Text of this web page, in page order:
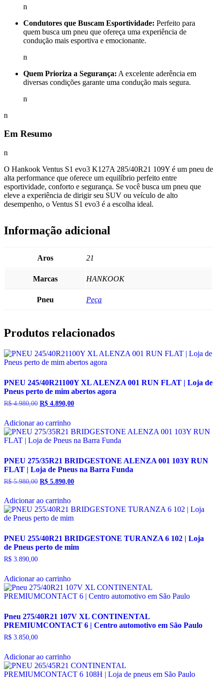
n
Condutores que Buscam Esportividade: Perfeito para
quem busca um pneu que ofereça uma experiência de
condução mais esportiva e emocionante.
n
Quem Prioriza a Segurança: A excelente aderência em
diversas condições garante uma condução mais segura.
n
n
Em Resumo
n
O Hankook Ventus S1 evo3 K127A 285/40R21 109Y é um pneu de
alta performance que oferece um equilíbrio perfeito entre
esportividade, conforto e segurança. Se você busca um pneu que
eleve a experiência de dirigir seu SUV ou veículo de alto
desempenho, o Ventus S1 evo3 é a escolha ideal.
Informação adicional
Aros 21
Marcas HANKOOK
Pneu Peça
Produtos relacionados
PNEU 245/40R21100Y XL ALENZA 001 RUN FLAT | Loja de
Pneus perto de mim abertos agora
R$4.980,00 O
original
era:
R$ 4.980,00.
R$ 4.890,00
R$ 4.890,00.
Adicionar ao carrinho
PNEU 275/35R21 BRIDGESTONE ALENZA 001 103Y RUN
FLAT | Loja de Pneus na Barra Funda
R$5.980,00 O
original
era:
R$ 5.980,00.
R$ 5.890,00
R$ 5.890,00.
Adicionar ao carrinho
PNEU 255/40R21 BRIDGESTONE TURANZA 6 102 | Loja
de Pneus perto de mim
R$ 3.890,00
Adicionar ao carrinho
Pneu 275/40R21 107V XL CONTINENTAL
PREMIUMCONTACT 6 | Centro automotivo em São Paulo
R$ 3.850,00
Adicionar ao carrinho